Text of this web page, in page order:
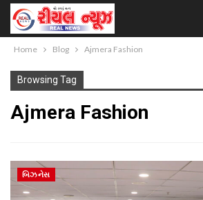
Home Blog Ajmera Fashion
Browsing Tag
Ajmera Fashion
બિઝનેસ